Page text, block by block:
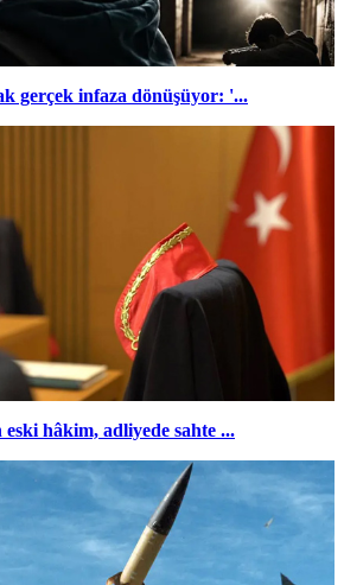
gerçek infaza dönüşüyor: '...
hâkim, adliyede sahte ...